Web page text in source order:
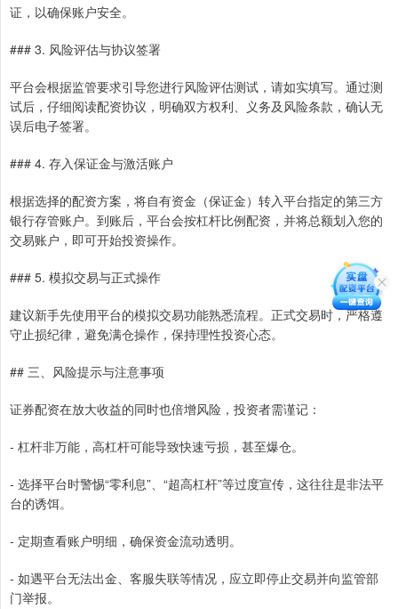
证，以确保账户安全。
### 3. 风险评估与协议签署
平台会根据监管要求引导您进行风险评估测试，请如实填写。通过测
试后，仔细阅读配资协议，明确双方权利、义务及风险条款，确认无
误后电子签署。
### 4. 存入保证金与激活账户
根据选择的配资方案，将自有资金（保证金）转入平台指定的第三方
银行存管账户。到账后，平台会按杠杆比例配资，并将总额划入您的
交易账户，即可开始投资操作。
### 5. 模拟交易与正式操作
建议新手先使用平台的模拟交易功能熟悉流程。正式交易时，严格遵
守止损纪律，避免满仓操作，保持理性投资心态。
## 三、风险提示与注意事项
证券配资在放大收益的同时也倍增风险，投资者需谨记：
- 杠杆非万能，高杠杆可能导致快速亏损，甚至爆仓。
- 选择平台时警惕“零利息”、“超高杠杆”等过度宣传，这往往是非法平
台的诱饵。
- 定期查看账户明细，确保资金流动透明。
- 如遇平台无法出金、客服失联等情况，应立即停止交易并向监管部
门举报。